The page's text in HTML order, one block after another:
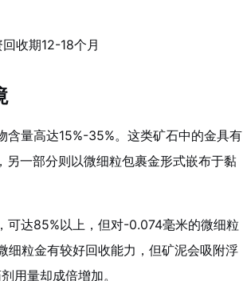
收期12-18个月
量高达15%-35%。这类矿石中的金具有
一部分则以微细粒包裹金形式嵌布于黏
可达85%以上，但对-0.074毫米的微细粒
细粒金有较好回收能力，但矿泥会吸附浮
用量却成倍增加。